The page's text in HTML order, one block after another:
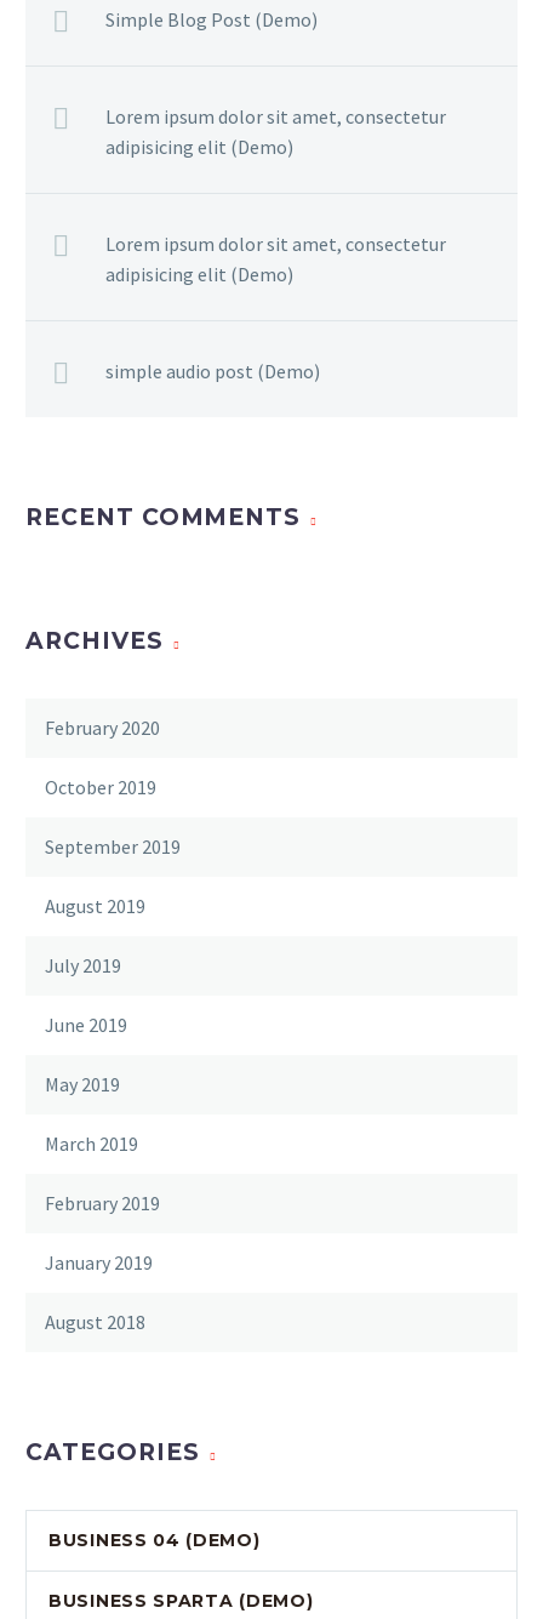
Simple Blog Post (Demo)
Lorem ipsum dolor sit amet, consectetur
adipisicing elit (Demo)
Lorem ipsum dolor sit amet, consectetur
adipisicing elit (Demo)
simple audio post (Demo)
RECENT COMMENTS
ARCHIVES
February 2020
October 2019
September 2019
August 2019
July 2019
June 2019
May 2019
March 2019
February 2019
January 2019
August 2018
CATEGORIES
BUSINESS 04 (DEMO)
BUSINESS SPARTA (DEMO)